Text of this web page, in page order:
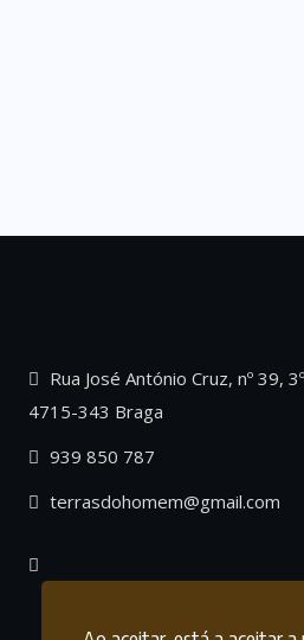
Rua José António Cruz, nº 39,
4715-343 Braga
939 850 787
terrasdohomem@gmail.com